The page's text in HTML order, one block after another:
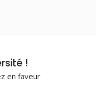
!
en faveur